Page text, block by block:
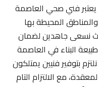
فني صحي العاصمة
المحيطة بها
نسعى جاهدين لضمان
البناء في العاصمة
بتوفير فنيين يمتلكون
مع الالتزام التام